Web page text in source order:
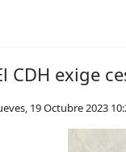
CDH exige
19 Octubre 2023